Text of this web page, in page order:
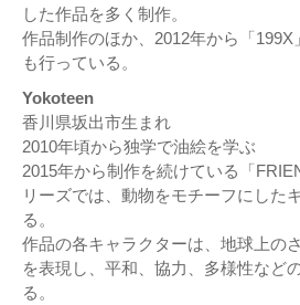
した作品を多く制作。
作品制作のほか、2012年から「
も行っている。
Yokoteen
香川県坂出市生まれ
2010年頃から独学で油絵を学ぶ
2015年から制作を続けている「
リーズでは、動物をモチーフにした
る。
作品の各キャラクターは、地球上の
を表現し、平和、協力、多様性など
る。